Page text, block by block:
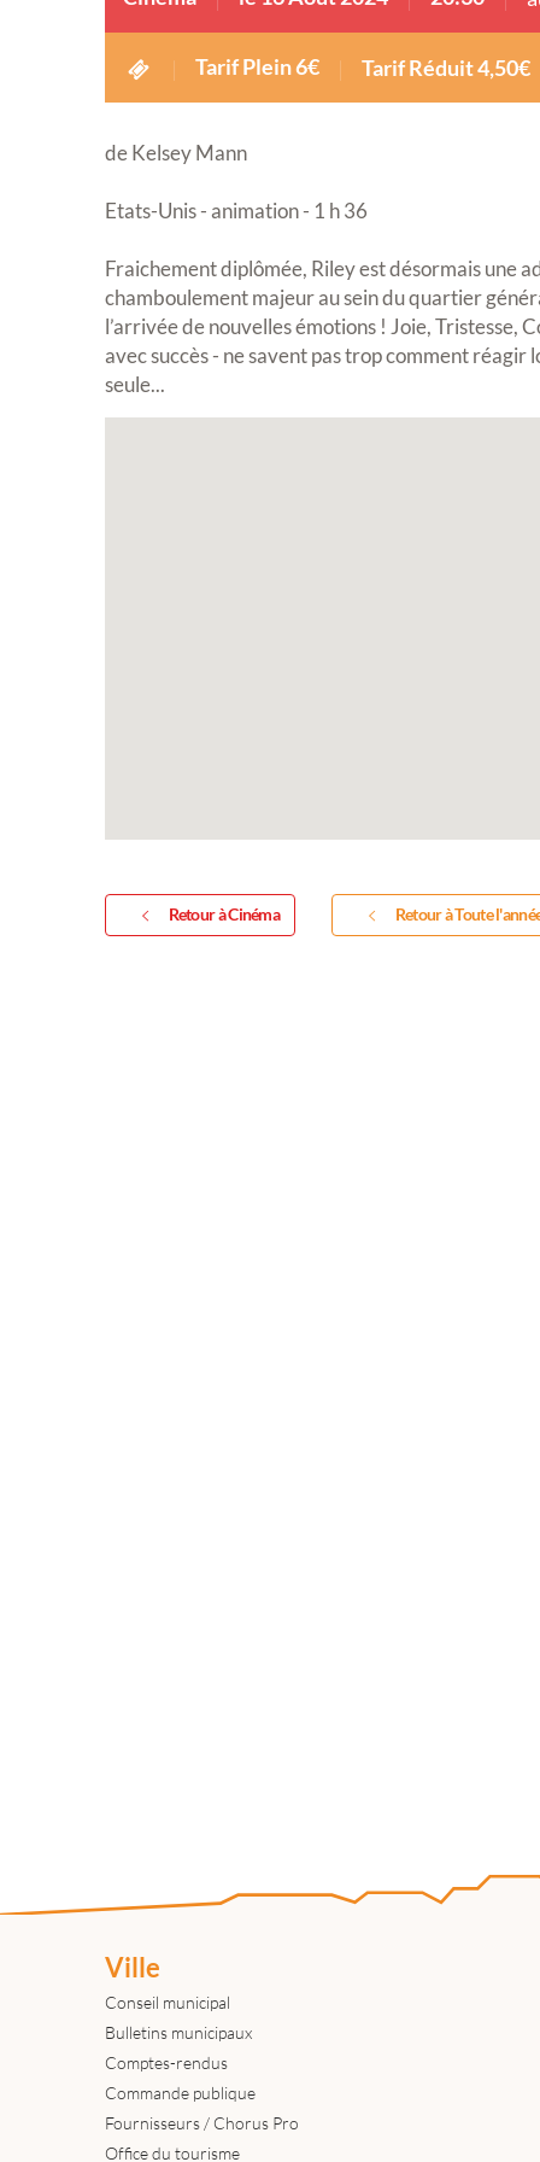
Tarif Plein 6€ Tarif Réduit 4,50€
de Kelsey Mann
Etats-Unis - animation - 1 h 36
Fraichement diplômée, Riley est désormais une
chamboulement majeur au sein du quartier
l’arrivée de nouvelles émotions ! Joie, Tristesse,
avec succès - ne savent pas trop comment réagir
seule...
Retour à Cinéma Retour à Toute
Ville
Conseil municipal
Bulletins municipaux
Comptes-rendus
Commande publique
Fournisseurs / Chorus Pro
Office du tourisme